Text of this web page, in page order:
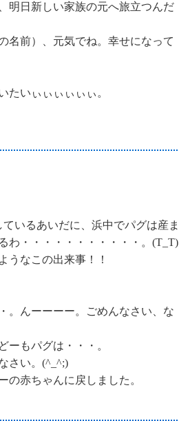
明日新しい家族の元へ旅立つんだ
名前）、元気でね。幸せになって
たいぃぃぃぃぃぃ。
いるあいだに、浜中でパグは産ま
わ・・・・・・・・・・・。(T_T)
うなこの出来事！！
。んーーーー。ごめんなさい、な
ーもパグは・・・。
さい。(^_^;)
の赤ちゃんに戻しました。